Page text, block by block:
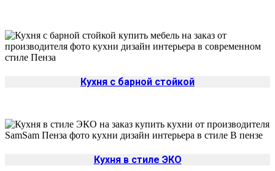
Кухня с барной стойкой
Кухня в стиле ЭКО